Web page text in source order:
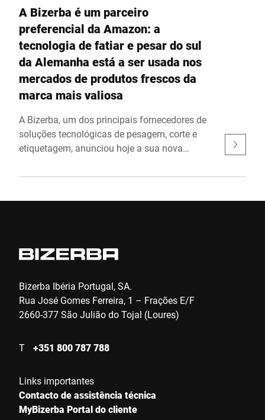
A Bizerba é um parceiro
preferencial da Amazon: a
tecnologia de fatiar e pesar do sul
da Alemanha está a ser usada nos
mercados de produtos frescos da
marca mais valiosa
A Bizerba, um dos principais fornecedores de
soluções tecnológicas de pesagem, corte e
etiquetagem, anunciou hoje a sua nova
concurso internacional, o grupo americano
familiar sediada em Balingen em duas
tecnologia de corte e pesagem.
Bizerba Ibéria Portugal, SA.
Rua José Gomes Ferreira, 1 – Frações E/F
2660-377 São Julião do Tojal (Loures)
T +351 800 787 788
Links importantes
Contacto de assistência técnica
MyBizerba Portal do cliente